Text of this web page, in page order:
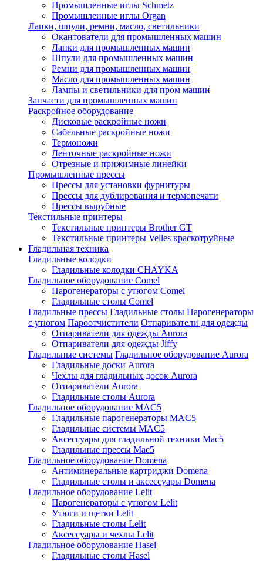
Промышленные иглы Schmetz
Промышленные иглы Organ
Лапки, шпули, ремни, масло, светильники
Окантователи для промышленных машин
Лапки для промышленных машин
Шпули для промышленных машин
Ремни для промышленных машин
Масло для промышленных машин
Лампы и светильники для пром машин
Запчасти для промышленных машин
Раскройное оборудование
Дисковые раскройные ножи
Сабельные раскройные ножи
Термоножи
Ленточные раскройные ножи
Отрезные и прижимные линейки
Промышленные прессы
Прессы для установки фурнитуры
Прессы для дублирования и термопечати
Прессы вырубные
Текстильные принтеры
Текстильные принтеры Brother GT
Текстильные принтеры Velles краскотруйные
Гладильная техника
Гладильные колодки
Гладильные колодки CHAYKA
Гладильное оборудование Comel
Парогенераторы с утюгом Comel
Гладильные столы Comel
Гладильные прессы Гладильные столы Парогенераторы
с утюгом Пароотчистители Отпариватели для одежды
Отпариватели для одежды Aurora
Отпариватели для одежды Jiffy
Гладильные системы Гладильное оборудование Aurora
Гладильные доски Aurora
Чехлы для гладильных досок Aurora
Отпариватели Aurora
Гладильные столы Aurora
Гладильное оборудование MAC5
Гладильные парогенераторы MAC5
Гладильные системы MAC5
Аксессуары для гладильной техники Mac5
Гладильные прессы Mac5
Гладильное оборудование Domena
Антиминеральные картриджи Domena
Гладильные столы и аксессуары Domena
Гладильное оборудование Lelit
Парогенераторы с утюгом Lelit
Утюги и щетки Lelit
Гладильные столы Lelit
Аксессуары и чехлы Lelit
Гладильное оборулование Hasel
Гладильные столы Hasel